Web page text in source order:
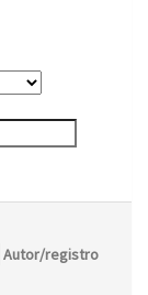
Autor/registro